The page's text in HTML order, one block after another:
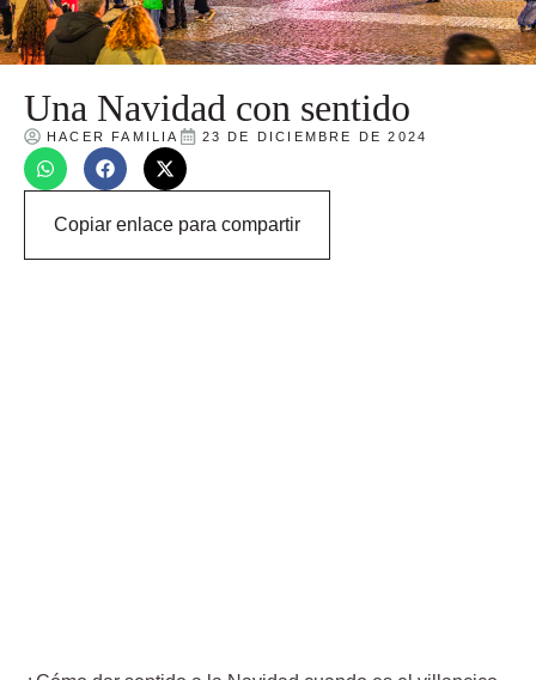
Una Navidad con sentido
HACER FAMILIA 23 DE DICIEMBRE DE 2024
Copiar enlace para compartir